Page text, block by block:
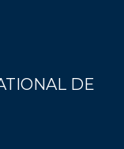
DE